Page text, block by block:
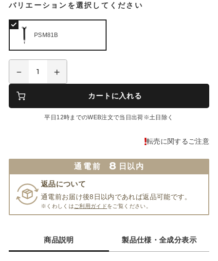
バリエーションを選択してください
PSM81B
カートに入れる
平日12時までのWEB注文で当日出荷※土日除く
転売に関するご注意
通電前 8 日以内
返品について
通電前お届け後8日以内であれば返品可能です。
※くわしくは ご利用ガイドをご覧ください。
商品説明 製品仕様・全成分表示